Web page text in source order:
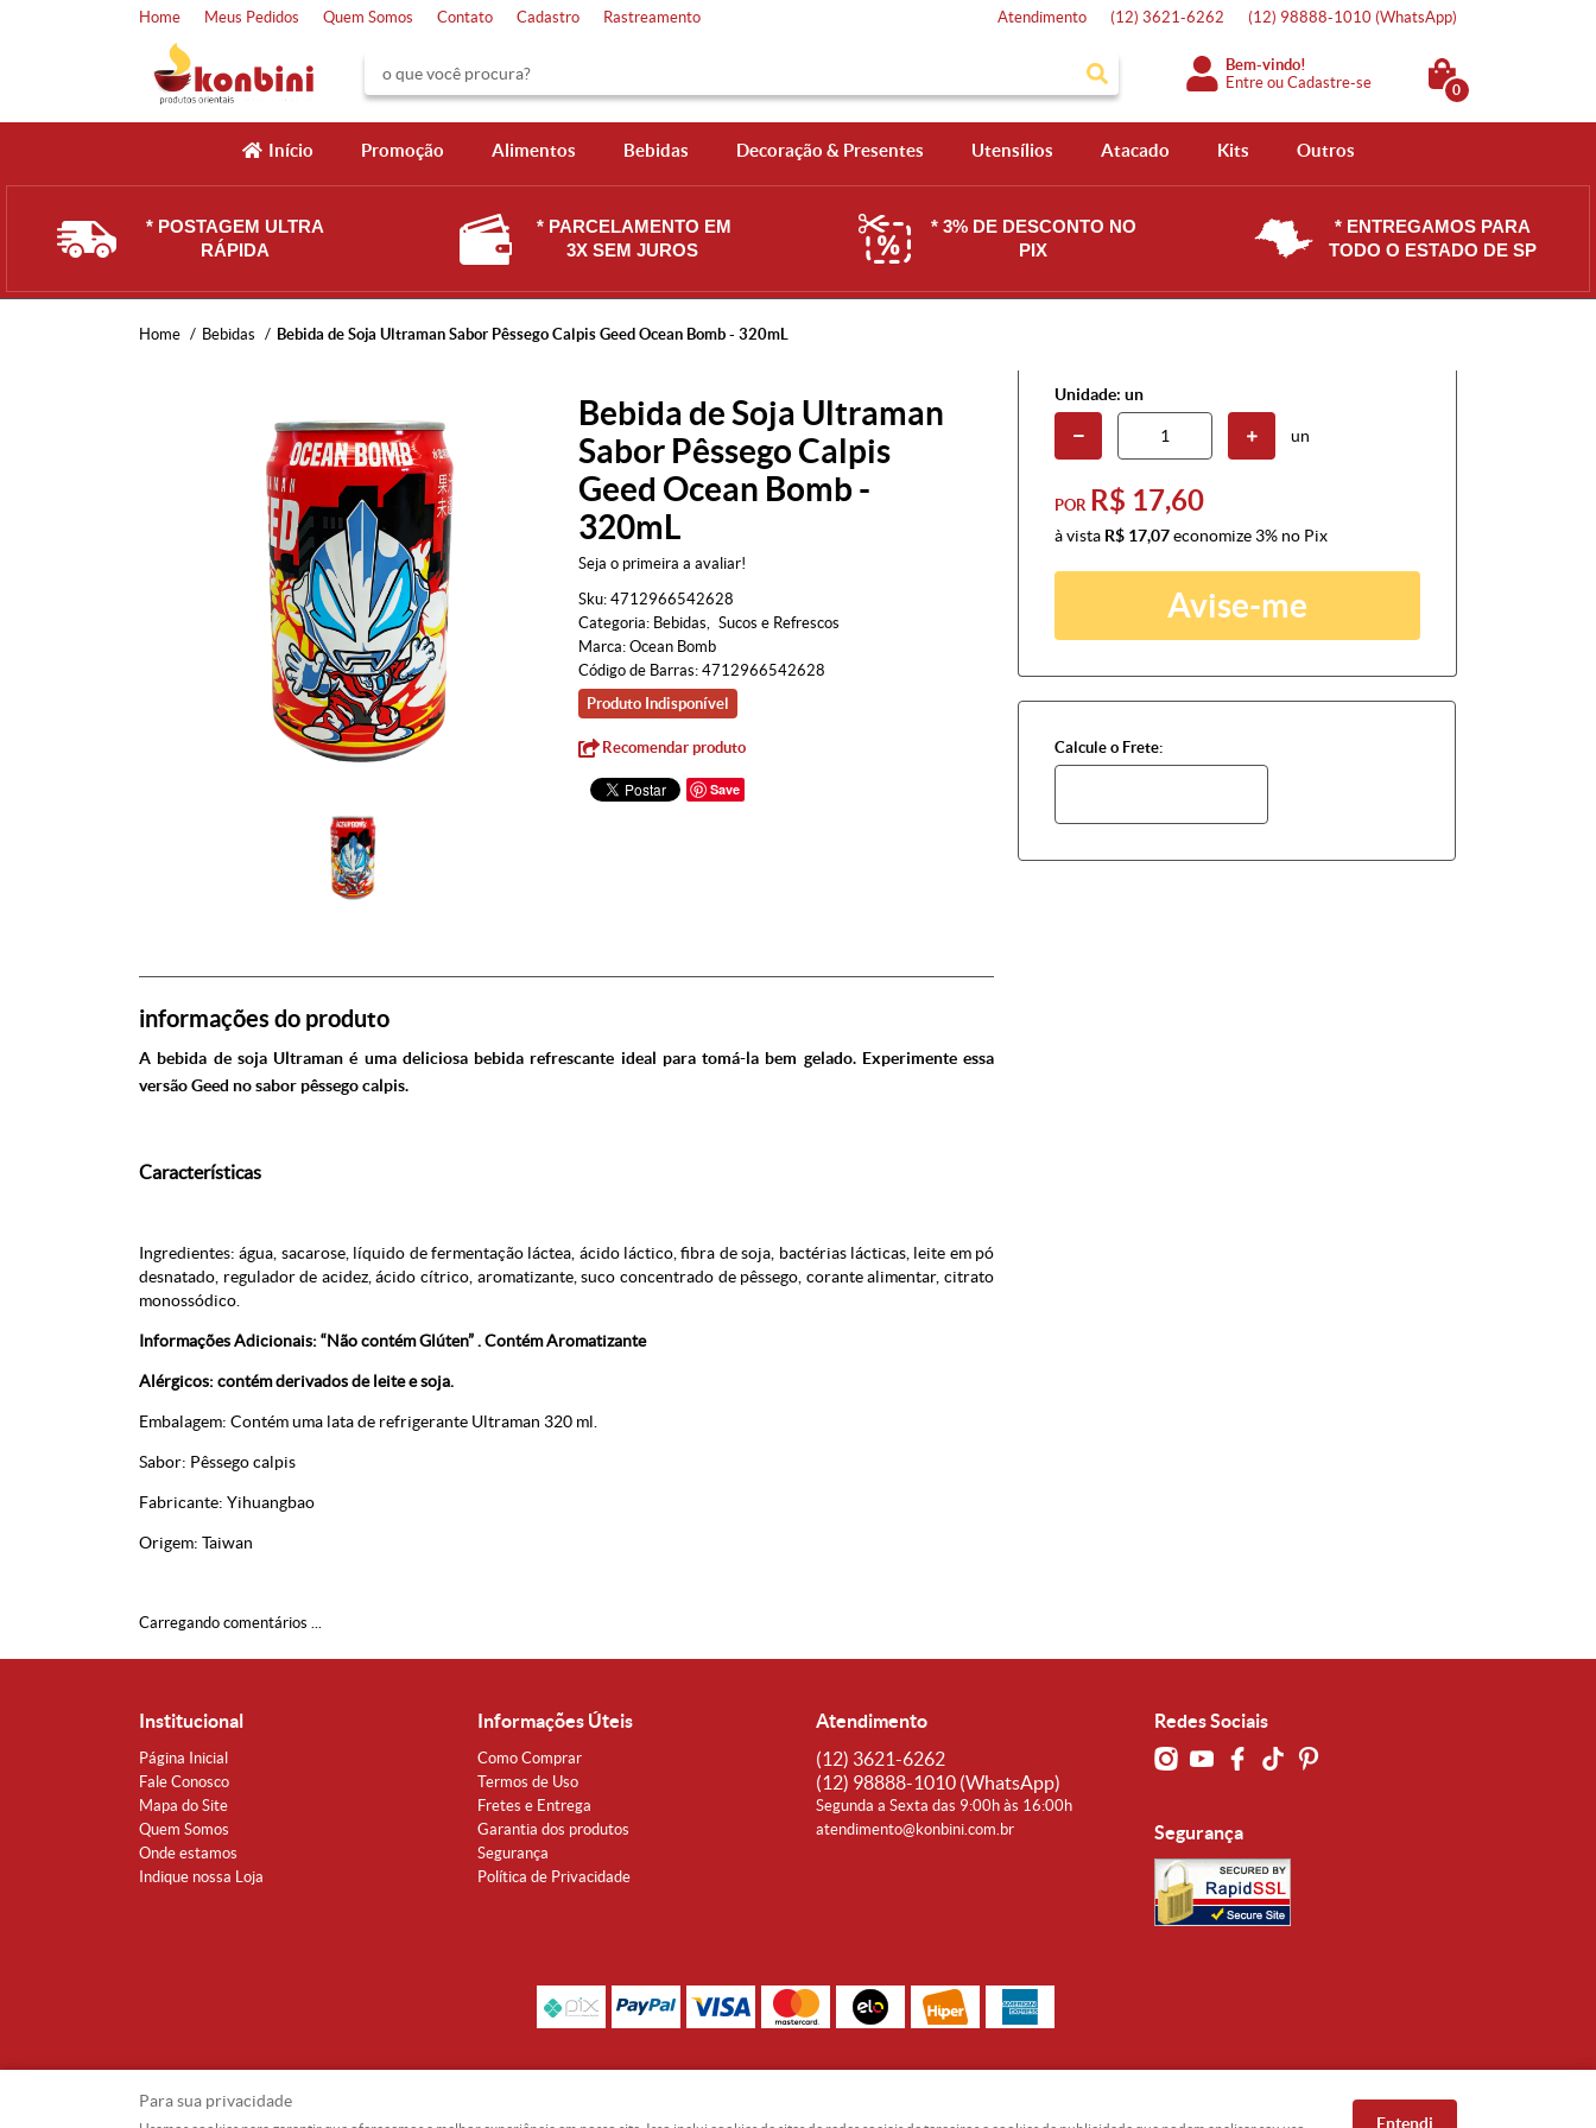
Home Meus Pedidos Quem Somos Contato Cadastro Rastreamento Atendimento (12) 3621-6262 (12) 98888-1010 (WhatsApp)
Bem-vindo!
Entre ouCadastre-se 0
Início Promoção Alimentos Bebidas Decoração & Presentes Utensílios Atacado Kits Outros
* POSTAGEM ULTRA
RÁPIDA
* PARCELAMENTO EM
3X SEM JUROS
* 3% DE DESCONTO NO
PIX
* ENTREGAMOS PARA
TODO O ESTADO DE SP
Home Bebidas Bebida de Soja Ultraman Sabor Pêssego Calpis Geed Ocean Bomb - 320mL
Bebida de Soja Ultraman
Sabor Pêssego Calpis
Geed Ocean Bomb -
320mL
Seja o primeira a avaliar!
Sku: 4712966542628
Categoria: Bebidas
Sucos e Refrescos
Marca: Ocean Bomb
Código de Barras: 4712966542628
Produto Indisponível
Recomendar produto
Save
Unidade: un
un
POR R$ 17,60
à vista R$ 17,07economize 3% no Pix
Avise-me
Calcule o Frete:
informações do produto
A bebida de soja Ultraman é uma deliciosa bebida refrescante ideal para tomá-la bem gelado. Experimente essa
versão Geed no sabor pêssego calpis.
Características
Ingredientes: água, sacarose, líquido de fermentação láctea, ácido láctico, fibra de soja, bactérias lácticas, leite em pó
desnatado, regulador de acidez, ácido cítrico, aromatizante, suco concentrado de pêssego, corante alimentar, citrato
monossódico.
Informações Adicionais: “Não contém Glúten” . Contém Aromatizante
Alérgicos: contém derivados de leite e soja.
Embalagem: Contém uma lata de refrigerante Ultraman 320 ml.
Sabor: Pêssego calpis
Fabricante: Yihuangbao
Origem: Taiwan
Carregando comentários ...
Institucional
Página Inicial
Fale Conosco
Mapa do Site
Quem Somos
Onde estamos
Indique nossa Loja
Informações Úteis
Como Comprar
Termos de Uso
Fretes e Entrega
Garantia dos produtos
Segurança
Política de Privacidade
Atendimento
(12) 3621-6262
(12) 98888-1010 (WhatsApp)
Segunda a Sexta das 9:00h às 16:00h
atendimento@konbini.com.br
Redes Sociais
Segurança
Para sua privacidade
Entendi